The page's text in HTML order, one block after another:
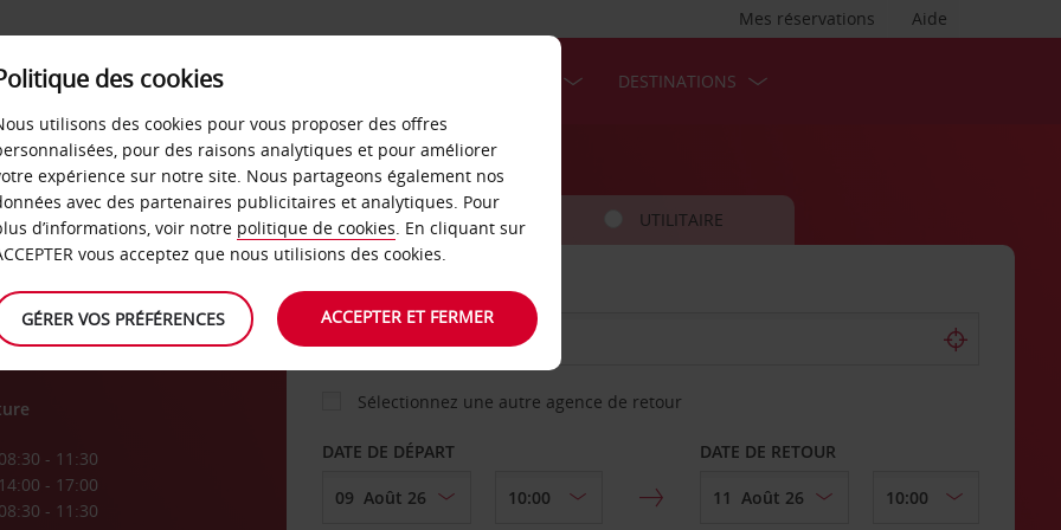
Aide
Mes réservations
LIBRE-SERVICE DESTINATIONS
08:30 - 11:30
14:00 - 17:00
08:30 - 11:30
VOITURE UTILITAIRE
AGENCE DE DÉPART
Sélectionnez une autre agence de retour
DATE DE DÉPART DATE DE RETOUR
des cookies
utilisons des cookies pour vous proposer des offres
pour des raisons analytiques et pour améliorer
expérience sur notre site. Nous partageons également nos
avec des partenaires publicitaires et analytiques. Pour
d’informations, voir notre politique de cookies. En cliquant sur
vous acceptez que nous utilisions des cookies.
GÉRER VOS PRÉFÉRENCES ACCEPTER ET FERMER